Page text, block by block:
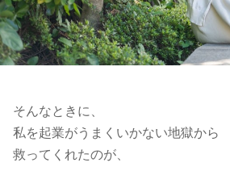
そんなときに、
私を起業がうまくいかない地獄から
救ってくれたのが、